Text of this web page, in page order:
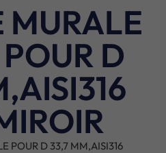
MURALE
D
POUR D 33,7 MM,AISI316